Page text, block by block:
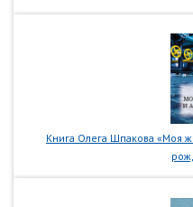
Книга Олега Шпакова «Моя